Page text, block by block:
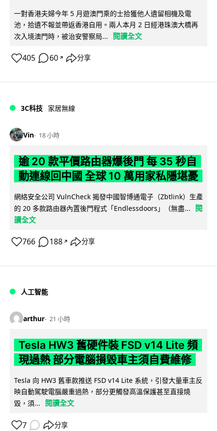
一對香港夫婦今年 5 月遊澳門乘的士拾獲他人遺留相機及電
池，拾遺不報並帶返香港自用。兩人本月 2 日經港珠澳大橋再
次入境澳門時，被治安警察局...
閱讀全文
405 60 ↗ 分享
3C科技 家居無線
Vin 18 小時
逾 20 款平價路由器爆後門 每 35 秒自
動連線回中國 全球 10 萬用家私隱堪憂
網絡安全公司 VulnCheck 揭發中國智博通電子（Zbtlink）生產
的 20 多款路由器內置後門程式「Endlessdoors」（無盡...
閱
讀全文
766 188 ↗ 分享
人工智能
arthur 21 小時
Tesla HW3 舊硬件裝 FSD v14 Lite 頻
現過熱 部分電腦損毀車主須自費維修
Tesla 向 HW3 舊車款推送 FSD v14 Lite 系統，引發大量車主反
映自動駕駛電腦嚴重過熱，部分更觸發高溫保護甚至直接燒
毀，須...
閱讀全文
7 分享